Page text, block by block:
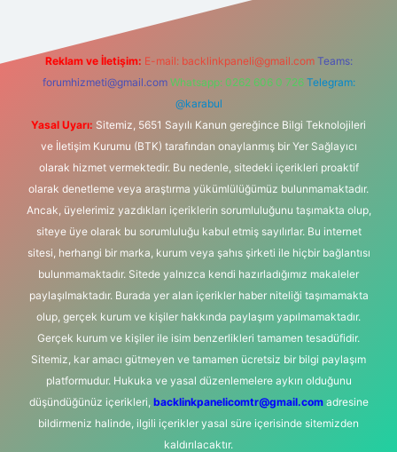
Reklam ve İletişim: E-mail: backlinkpaneli@gmail.com Teams:
forumhizmeti@gmail.com Whatsapp: 0262 606 0 726 Telegram:
@karabul
Yasal Uyarı: Sitemiz, 5651 Sayılı Kanun gereğince Bilgi Teknolojileri
ve İletişim Kurumu (BTK) tarafından onaylanmış bir Yer Sağlayıcı
olarak hizmet vermektedir. Bu nedenle, sitedeki içerikleri proaktif
olarak denetleme veya araştırma yükümlülüğümüz bulunmamaktadır.
Ancak, üyelerimiz yazdıkları içeriklerin sorumluluğunu taşımakta olup,
siteye üye olarak bu sorumluluğu kabul etmiş sayılırlar. Bu internet
sitesi, herhangi bir marka, kurum veya şahıs şirketi ile hiçbir bağlantısı
bulunmamaktadır. Sitede yalnızca kendi hazırladığımız makaleler
paylaşılmaktadır. Burada yer alan içerikler haber niteliği taşımamakta
olup, gerçek kurum ve kişiler hakkında paylaşım yapılmamaktadır.
Gerçek kurum ve kişiler ile isim benzerlikleri tamamen tesadüfidir.
Sitemiz, kar amacı gütmeyen ve tamamen ücretsiz bir bilgi paylaşım
platformudur. Hukuka ve yasal düzenlemelere aykırı olduğunu
düşündüğünüz içerikleri, backlinkpanelicomtr@gmail.comadresine
bildirmeniz halinde, ilgili içerikler yasal süre içerisinde sitemizden
kaldırılacaktır.